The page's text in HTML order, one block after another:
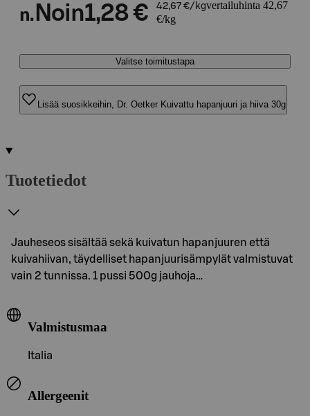
n. Noin1,28 € 42,67 €/kgvertailuhinta 42,67
€/kg
Valitse toimitustapa
Lisää suosikkeihin, Dr. Oetker Kuivattu hapanjuuri ja hiiva 30g
Tuotetiedot
Jauheseos sisältää sekä kuivatun hapanjuuren että
kuivahiivan, täydelliset hapanjuurisämpylät valmistuvat
vain 2 tunnissa. 1 pussi 500g jauhoja…
Valmistusmaa
Italia
Allergeenit